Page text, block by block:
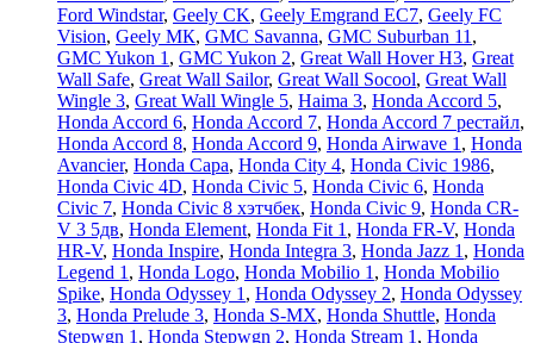
Ford Windstar, Geely CK, Geely Emgrand EC7, Geely FC
Vision, Geely МК, GMC Savanna, GMC Suburban 11 ,
GMC Yukon 1 , GMC Yukon 2, Great Wall Hover H3, Great
Wall Safe, Great Wall Sailor, Great Wall Socool, Great Wall
Wingle 3, Great Wall Wingle 5, Haima 3, Honda Accord 5,
Honda Accord 6, Honda Accord 7, Honda Accord 7 рестайл,
Honda Accord 8, Honda Accord 9, Honda Airwave 1 , Honda
Avancier, Honda Capa, Honda City 4, Honda Civic 1986,
Honda Civic 4D, Honda Civic 5, Honda Civic 6, Honda
Civic 7, Honda Civic 8 хэтчбек, Honda Civic 9, Honda CR-
V 3 5дв, Honda Element, Honda Fit 1 , Honda FR-V, Honda
HR-V, Honda Inspire, Honda Integra 3, Honda Jazz 1 , Honda
Legend 1 , Honda Logo, Honda Mobilio 1 , Honda Mobilio
Spike, Honda Odyssey 1 , Honda Odyssey 2, Honda Odyssey
3, Honda Prelude 3, Honda S-MX, Honda Shuttle, Honda
Stepwgn 1 , Honda Stepwgn 2, Honda Stream 1 , Honda